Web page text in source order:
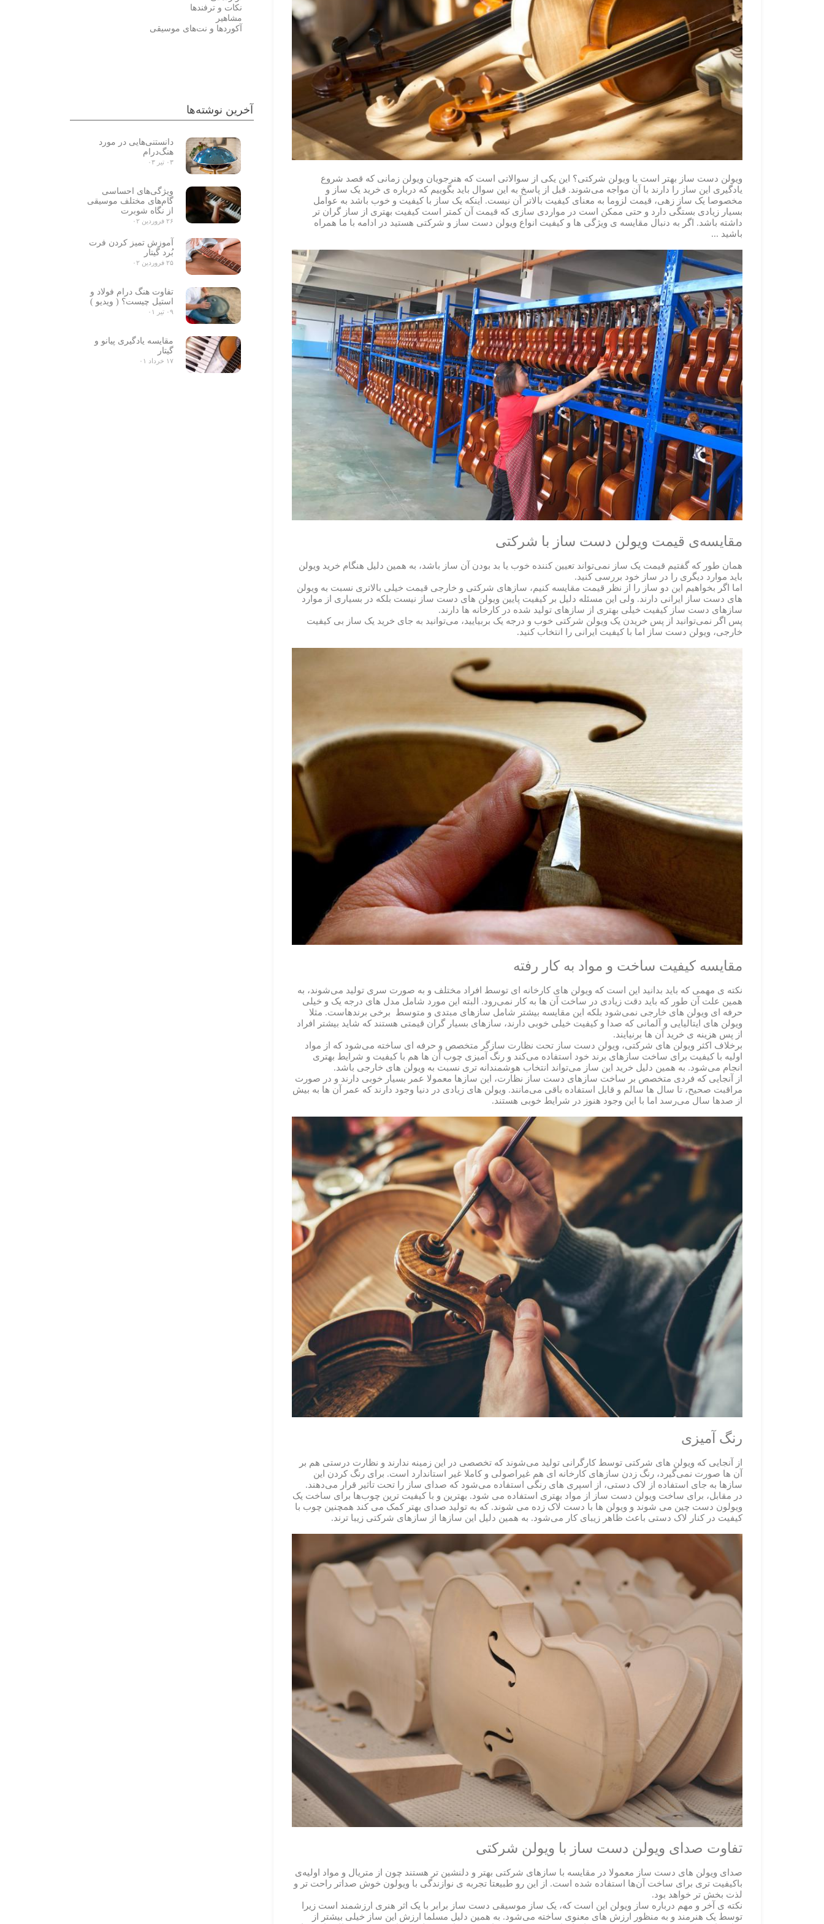
ویولن دست ساز بهتر است یا ویولن شرکتی؟ این یکی از سوالاتی است که هنرجویان ویولن زمانی که قصد شروع
یادگیری این ساز را دارند با آن مواجه می‌شوند. قبل از پاسخ به این سوال باید بگوییم که درباره ی خرید یک ساز و
مخصوصا یک ساز زهی، قیمت لزوما به معنای کیفیت بالاتر آن نیست. اینکه یک ساز با کیفیت و خوب باشد به عوامل
بسیار زیادی بستگی دارد و حتی ممکن است در مواردی سازی که قیمت آن کمتر است کیفیت بهتری از ساز گران تر
داشته باشد. اگر به دنبال مقایسه ی ویژگی ها و کیفیت انواع ویولن دست ساز و شرکتی هستید در ادامه با ما همراه
باشید ...
مقایسه‌‌ی قیمت ویولن دست ساز با شرکتی
همان طور که گفتیم قیمت یک ساز نمی‌تواند تعیین کننده خوب یا بد بودن آن ساز باشد، به همین دلیل هنگام خرید ویولن
باید موارد دیگری را در ساز خود بررسی کنید.
اما اگر بخواهیم این دو ساز را از نظر قیمت مقایسه کنیم، سازهای شرکتی و خارجی قیمت خیلی بالاتری نسبت به ویولن
های دست ساز ایرانی دارند. ولی این مسئله دلیل بر کیفیت پایین ویولن های دست ساز نیست بلکه در بسیاری از موارد
سازهای دست ساز کیفیت خیلی بهتری از سازهای تولید شده در کارخانه ها دارند.
پس اگر نمی‌توانید از پس خریدن یک ویولن شرکتی خوب و درجه یک بربیایید، می‌توانید به جای خرید یک ساز بی کیفیت
خارجی، ویولن دست ساز اما با کیفیت ایرانی را انتخاب کنید.
مقایسه کیفیت ساخت و مواد به کار رفته
نکته ی مهمی که باید بدانید این است که ویولن های کارخانه ای توسط افراد مختلف و به صورت سری تولید می‌شوند، به
همین علت آن طور که باید دقت زیادی در ساخت آن ها به کار نمی‌رود. البته این مورد شامل مدل های درجه یک و خیلی
حرفه ای ویولن های خارجی نمی‌شود بلکه این مقایسه بیشتر شامل سازهای مبتدی و متوسط برخی برندهاست. مثلا
ویولن های ایتالیایی و آلمانی که صدا و کیفیت خیلی خوبی دارند، سازهای بسیار گران قیمتی هستند که شاید بیشتر افراد
از پس هزینه ی خرید آن ها برنیایند.
برخلاف اکثر ویولن های شرکتی، ویولن دست ساز تحت نظارت سازگر متخصص و حرفه ای ساخته می‌شود که از مواد
اولیه با کیفیت برای ساخت سازهای برند خود استفاده می‌کند و رنگ آمیزی چوب آن ها هم با کیفیت و شرایط بهتری
انجام می‌شود. به همین دلیل خرید این ساز می‌تواند انتخاب هوشمندانه تری نسبت به ویولن های خارجی باشد.
از آنجایی که فردی متخصص بر ساخت سازهای دست ساز نظارت، این سازها معمولا عمر بسیار خوبی دارند و در صورت
مراقبت صحیح، تا سال ها سالم و قابل استفاده باقی می‌مانند. ویولن های زیادی در دنیا وجود دارند که عمر آن ها به بیش
از صدها سال می‌رسد اما با این وجود هنوز در شرایط خوبی هستند.
رنگ آمیزی
از آنجایی که ویولن های شرکتی توسط کارگرانی تولید می‌شوند که تخصصی در این زمینه ندارند و نظارت درستی هم بر
آن ها صورت نمی‌گیرد، رنگ زدن سازهای کارخانه ای هم غیراصولی و کاملا غیر استاندارد است. برای رنگ کردن این
سازها به جای استفاده از لاک دستی، از اسپری های رنگی استفاده می‌شود که صدای ساز را تحت تاثیر قرار می‌دهند.
در مقابل، برای ساخت ویولن دست ساز از مواد بهتری استفاده می شود. بهترین و با کیفیت ترین چوب‌ها برای ساخت یک
ویولون دست چین می شوند و ویولن ها با دست لاک زده می شوند. که به تولید صدای بهتر کمک می کند همچنین چوب با
کیفیت در کنار لاک دستی باعث ظاهر زیبای کار می‌شود. به همین دلیل این سازها از سازهای شرکتی زیبا ترند.
تفاوت صدای ویولن دست ساز با ویولن شرکتی
صدای ویولن های دست ساز معمولا در مقایسه با سازهای شرکتی بهتر و دلنشین تر هستند چون از متریال و مواد اولیه‌ی
باکیفیت تری برای ساخت آن‌ها استفاده شده است. از این رو طبیعتا تجربه ی نوازندگی با ویولون خوش صداتر راحت تر و
لذت بخش تر خواهد بود.
نکته ی آخر و مهم درباره ساز ویولن این است که، یک ساز موسیقی دست ساز برابر با یک اثر هنری ارزشمند است زیرا
توسط یک هنرمند و به منظور ارزش های معنوی ساخته می‌شود. به همین دلیل مسلما ارزش این ساز خیلی بیشتر از
نکات و ترفندها
مشاهیر
آکوردها و نت‌های موسیقی
آخرین نوشته‌ها
دانستنی‌هایی در مورد
هنگ‌درام
۰۳ تیر ۰۳
ویژگی‌های احساسی
گام‌های مختلف موسیقی
از نگاه شوبرت
۲۶ فروردین ۰۲
آموزش تمیز کردن فرت
بُرد گیتار
۲۵ فروردین ۰۲
تفاوت هنگ درام فولاد و
استیل چیست؟ ( ویدیو )
۰۹ تیر ۰۱
مقایسه یادگیری پیانو و
گیتار
۱۷ خرداد ۰۱